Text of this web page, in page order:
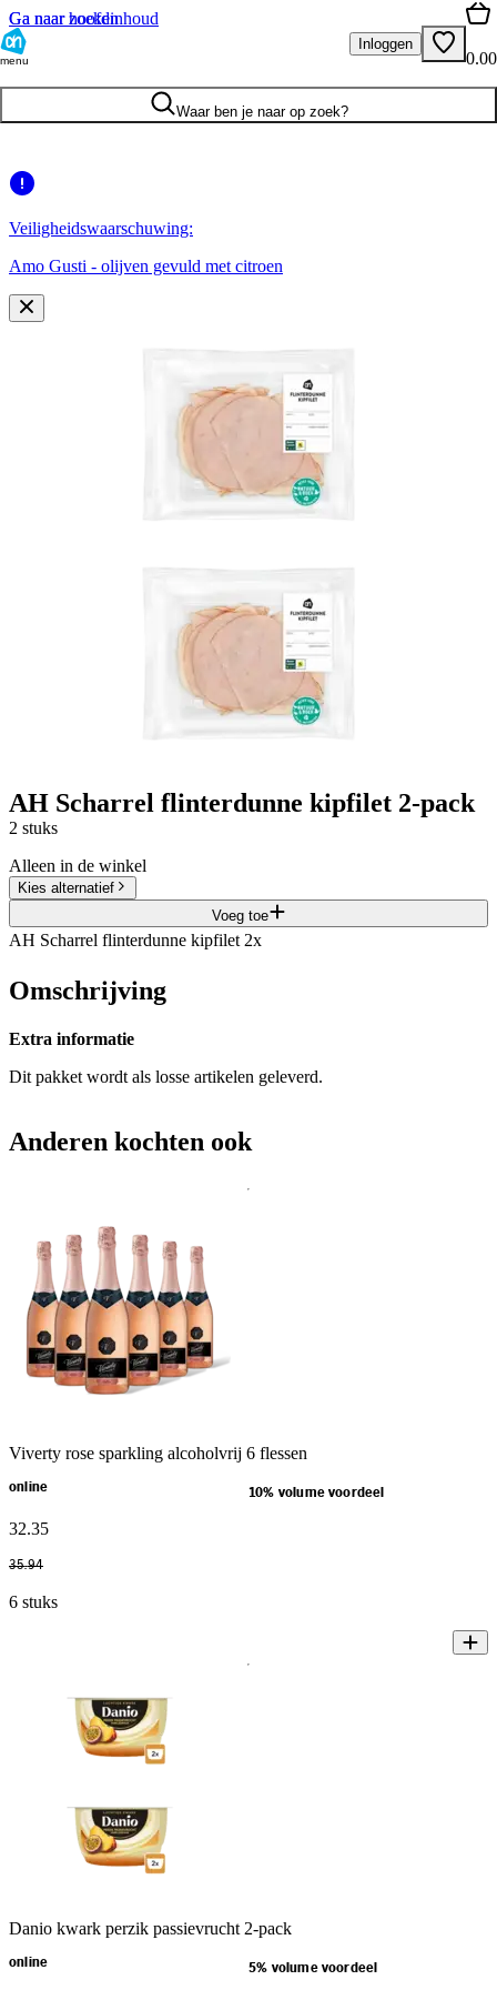
Ga naar hoofdinhoud
Ga naar zoeken
menu
Inloggen
0.00
Waar ben je naar op zoek?
Veiligheidswaarschuwing:
Amo Gusti - olijven gevuld met citroen
AH Scharrel flinterdunne kipfilet 2-pack
2 stuks
Alleen in de winkel
Kies alternatief
Voeg toe
AH Scharrel flinterdunne kipfilet 2x
Omschrijving
Extra informatie
Dit pakket wordt als losse artikelen geleverd.
Anderen kochten ook
Viverty rose sparkling alcoholvrij 6 flessen
online 10% volume voordeel
32.35
35.94
6 stuks
Danio kwark perzik passievrucht 2-pack
online 5% volume voordeel